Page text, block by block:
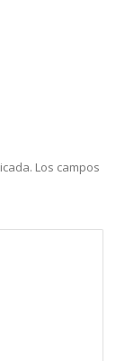
Los campos